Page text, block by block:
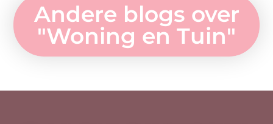
Andere blogs over
"Woning en Tuin"